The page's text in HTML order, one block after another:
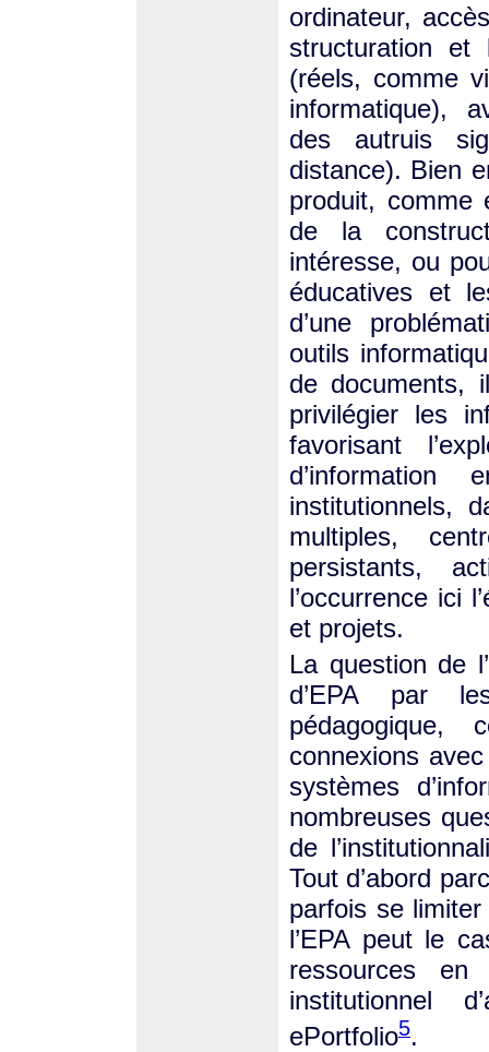
ordinateur,
structuration et
(réels, comme
informatique),
des autruis
distance). Bien
produit, comme
de la
intéresse, ou
éducatives et
d’une
outils
de documents,
privilégier les
favorisant
institutionnels,
multiples,
persistants,
l’occurrence ici
et projets.
La question de
d’EPA par
pédagogique,
connexions
systèmes
nombreuses
de
Tout d’abord
parfois se
l’EPA peut le
ressources en
institutionnel
ePortfolio5.